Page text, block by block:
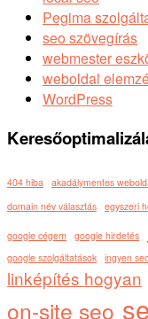
Pegima
seo szövegírás
webmester
weboldal
WordPress
404 hiba akadálymentes
domain név választás egyszeri
google cégem google hirdetés
google szolgáltatások ingyen
linképítés hogyan
on-site seo